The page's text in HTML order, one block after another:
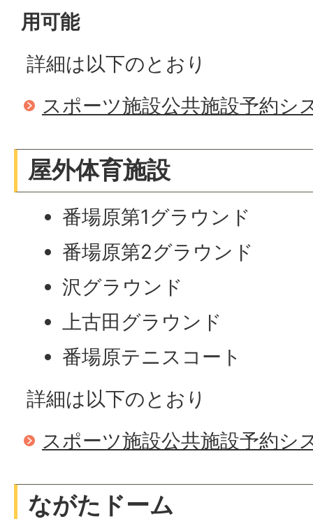
用可能
詳細は以下のとおり
スポーツ施設公共施設予約シ
​​​​​​​屋外体育施設
番場原第1グラウンド
番場原第2グラウンド
沢グラウンド
上古田グラウンド
番場原テニスコート
詳細は以下のとおり
スポーツ施設公共施設予約シ
ながたドーム